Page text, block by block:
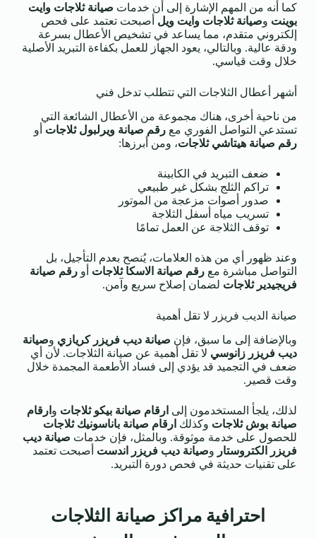
كما أنه من المهم الإشارة إلى أن خدمات صيانة ثلاجات وايت
بوينت وصيانة ثلاجات وايت ويل أصبحت تعتمد على فحص
إلكتروني متقدم، مما يساعد في تشخيص الأعطال بسرعة
ودقة عالية. وبالتالي، يعود الجهاز للعمل بكفاءة التبريد الأصلية
خلال وقت قياسي.
أشهر أعطال الثلاجات التي تتطلب تدخل فني
من ناحية أخرى، هناك مجموعة من الأعطال الشائعة التي
تستدعي التواصل الفوري مع رقم صيانة ويرلبول ثلاجات أو
رقم صيانة هيتاشي ثلاجات، ومن أبرزها:
ضعف التبريد في الكابينة
تراكم الثلج بشكل غير طبيعي
صدور أصوات مزعجة من الموتور
تسريب مياه أسفل الثلاجة
توقف الثلاجة عن العمل تمامًا
وعند ظهور أي من هذه العلامات، يُنصح بعدم التأجيل، بل
التواصل مباشرة مع رقم صيانة الاسكا ثلاجات أو رقم صيانة
فريجيدير ثلاجات لضمان إصلاح سريع وآمن.
صيانة الديب فريزر لا تقل أهمية
وبالإضافة إلى ما سبق، فإن صيانة ديب فريزر كريازي وصيانة
ديب فريزر زانوسي لا تقل أهمية عن صيانة الثلاجات. لأن أي
ضعف في التجميد قد يؤدي إلى فساد الأطعمة المجمدة خلال
وقت قصير.
لذلك، يلجأ المستخدمون إلى ارقام صيانة بيكو ثلاجات و ارقام
صيانة بوش ثلاجات وكذلك ارقام صيانة باناسونيك ثلاجات
للحصول على خدمة موثوقة. وبالمثل، فإن خدمات صيانة ديب
فريزر الكتروستار وصيانة ديب فريزر اندست أصبحت تعتمد
على تقنيات حديثة في فحص دورة التبريد.
احترافية مراكز صيانة الثلاجات